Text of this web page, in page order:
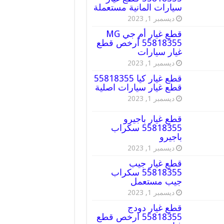
سيارات المانية مستعملة
ديسمبر 1, 2023
قطع غيار أم جي MG
55818355 أرخص قطع
غيار سيارات
ديسمبر 1, 2023
قطع غيار كيا 55818355
قطع غيار سيارات اصلية
ديسمبر 1, 2023
قطع غيار باجيرو
55818355 سكراب
باجيرو
ديسمبر 1, 2023
قطع غيار جيب
55818355 سكراب
جيب مستعمل
ديسمبر 1, 2023
قطع غيار دودج
55818355 ارخص قطع